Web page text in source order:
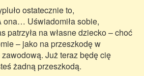
ostatecznie to,
ona… Uświadomiła sobie,
patrzyła na własne dziecko – choć
– jako na przeszkodę w
Już teraz będę cię
żadną przeszkodą.